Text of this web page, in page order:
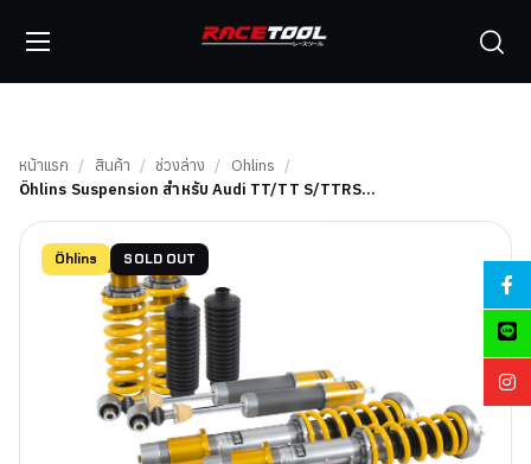
หน้าแรก / สินค้า / ช่วงล่าง / Ohlins /
Öhlins Suspension สำหรับ Audi TT/TT S/TTRS…
Öhlins SOLD OUT